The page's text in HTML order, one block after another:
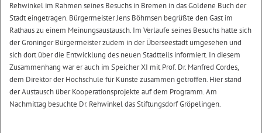
Rehwinkel im Rahmen seines Besuchs in Bremen in das Goldene Buch der
Stadt eingetragen. Bürgermeister Jens Böhrnsen begrüßte den Gast im
Rathaus zu einem Meinungsaustausch. Im Verlaufe seines Besuchs hatte sich
der Groninger Bürgermeister zudem in der Überseestadt umgesehen und
sich dort über die Entwicklung des neuen Stadtteils informiert. In diesem
Zusammenhang war er auch im Speicher XI mit Prof. Dr. Manfred Cordes,
dem Direktor der Hochschule für Künste zusammen getroffen. Hier stand
der Austausch über Kooperationsprojekte auf dem Programm. Am
Nachmittag besuchte Dr. Rehwinkel das Stiftungsdorf Gröpelingen.